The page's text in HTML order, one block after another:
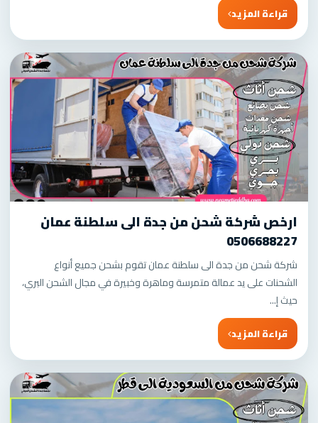
قراءة المزيد
ارخص شركة شحن من جدة الى سلطنة عمان
0506688227
شركة شحن من جدة الى سلطنة عمان تقوم بشحن جميع أنواع
الشحنات على يد عمالة متمرسة وماهرة وخبيرة في مجال الشحن البري،
حيث إ...
قراءة المزيد